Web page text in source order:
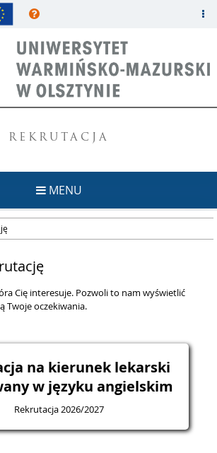
REKRUTACJA
MENU
Cię interesuje. Pozwoli to nam wyświetlić
Twoje oczekiwania.
na kierunek lekarski
w języku angielskim
Rekrutacja 2026/2027